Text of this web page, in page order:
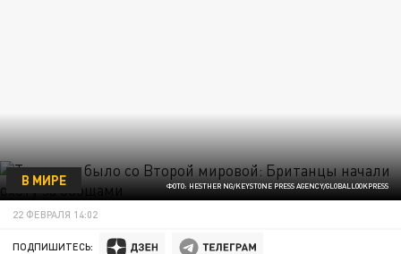
ФОТО: HESTHER NG/KEYSTONE PRESS AGENCY/GLOBALLOOKPRESS
В МИРЕ
22 ФЕВРАЛЯ 14:02
ПОДПИШИТЕСЬ: